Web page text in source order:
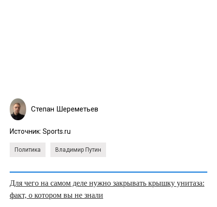
Степан Шереметьев
Источник: Sports.ru
Политика Владимир Путин
Для чего на самом деле нужно закрывать крышку унитаза:
факт, о котором вы не знали